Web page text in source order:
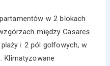
w 2 blokach
między Casares
i 2 pól golfowych, w
Klimatyzowane